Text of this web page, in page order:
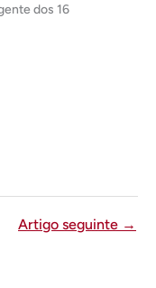
dos 16
Artigo seguinte →